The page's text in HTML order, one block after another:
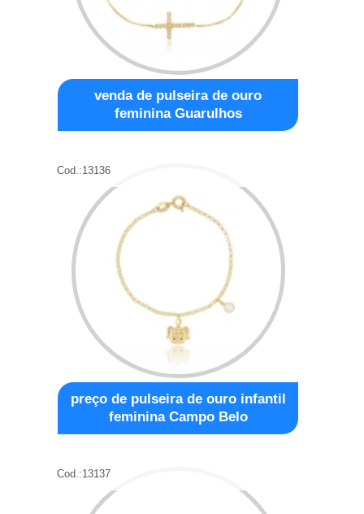
venda de pulseira de ouro
feminina Guarulhos
Cod.:13136
preço de pulseira de ouro infantil
feminina Campo Belo
Cod.:13137